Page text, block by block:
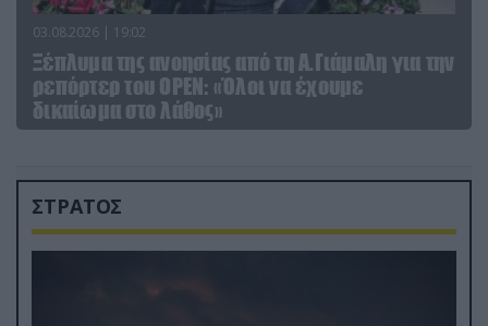
03.08.2026 | 19:02
Ξέπλυμα της ανοησίας από τη Α.Γιάμαλη για την
ρεπόρτερ του ΟΡΕΝ: «Όλοι να έχουμε
δικαίωμα στο λάθος»
ΣΤΡΑΤΟΣ